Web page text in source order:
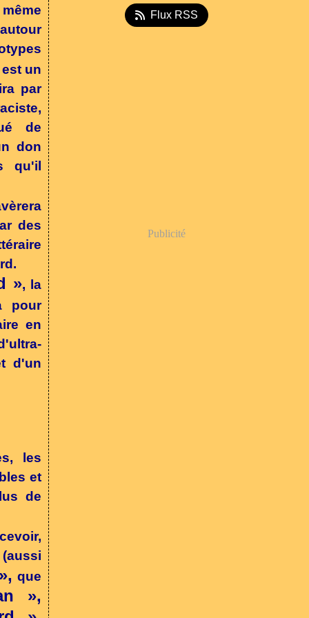
est un
par
de
don
qu'il
des
», la
pour
en
d'un
les
et
de
que
»,
Flux RSS
Publicité